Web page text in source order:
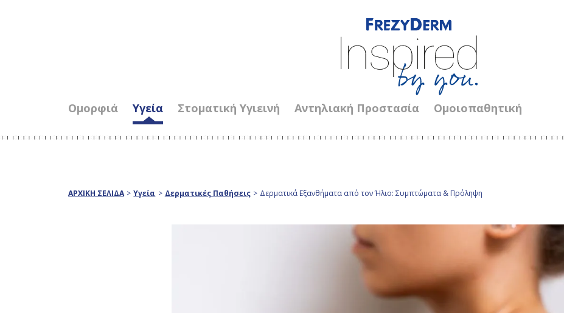
Ομορφιά Υγεία Στοματική Υγιεινή Αντηλιακή Προστασία Ομοιοπαθητική
ΑΡΧΙΚΗ ΣΕΛΙΔΑ > Υγεία > Δερματικές Παθήσεις > Δερματικά Εξανθήματα από τον Ήλιο: Συμπτώματα & Πρόληψη